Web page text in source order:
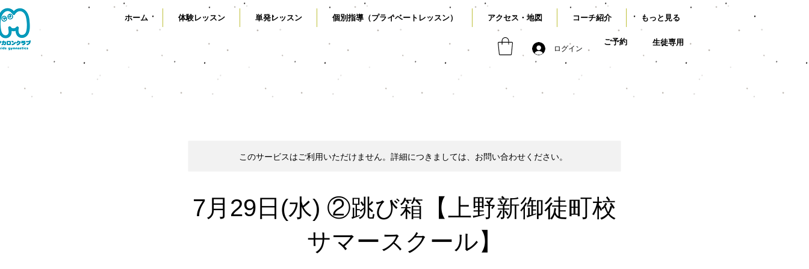
ホーム 体験レッスン 単発レッスン 個別指導（プライベートレッスン） アクセス・地図 コーチ紹介 もっと見る
ログイン
ご予約 生徒専用
このサービスはご利用いただけません。詳細につきましては、お問い合わせください。
7月29日(水) ②跳び箱【上野新御徒町校
サマースクール】